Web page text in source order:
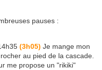
pauses :
(3h05) Je mange mon
au pied de la cascade.
me propose un "rikiki"